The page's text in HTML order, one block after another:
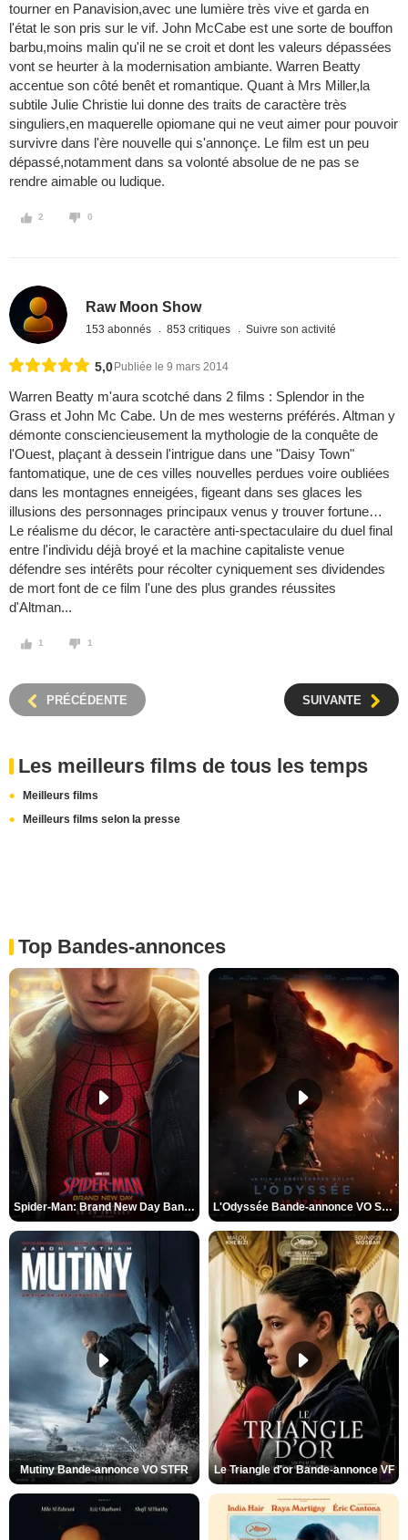
tourner en Panavision,avec une lumière très vive et garda en
l'état le son pris sur le vif. John McCabe est une sorte de bouffon
barbu,moins malin qu'il ne se croit et dont les valeurs dépassées
vont se heurter à la modernisation ambiante. Warren Beatty
accentue son côté benêt et romantique. Quant à Mrs Miller,la
subtile Julie Christie lui donne des traits de caractère très
singuliers,en maquerelle opiomane qui ne veut aimer pour pouvoir
survivre dans l'ère nouvelle qui s'annonçe. Le film est un peu
dépassé,notamment dans sa volonté absolue de ne pas se
rendre aimable ou ludique.
2 0
Raw Moon Show
153 abonnés 853 critiques Suivre son activité
5,0 Publiée le 9 mars 2014
Warren Beatty m'aura scotché dans 2 films : Splendor in the
Grass et John Mc Cabe. Un de mes westerns préférés. Altman y
démonte consciencieusement la mythologie de la conquête de
l'Ouest, plaçant à dessein l'intrigue dans une "Daisy Town"
fantomatique, une de ces villes nouvelles perdues voire oubliées
dans les montagnes enneigées, figeant dans ses glaces les
illusions des personnages principaux venus y trouver fortune…
Le réalisme du décor, le caractère anti-spectaculaire du duel final
entre l'individu déjà broyé et la machine capitaliste venue
défendre ses intérêts pour récolter cyniquement ses dividendes
de mort font de ce film l'une des plus grandes réussites
d'Altman...
1 1
PRÉCÉDENTE SUIVANTE
Les meilleurs films de tous les temps
Meilleurs films
Meilleurs films selon la presse
Top Bandes-annonces
Spider-Man: Brand New Day Bande-annonce VO STFR L'Odyssée Bande-annonce VO STFR
Mutiny Bande-annonce VO STFR Le Triangle d'or Bande-annonce VF